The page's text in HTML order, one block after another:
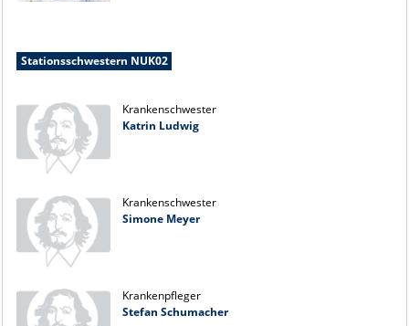
Stationsschwestern NUK02
Krankenschwester
Katrin Ludwig
Krankenschwester
Simone Meyer
Krankenpfleger
Stefan Schumacher